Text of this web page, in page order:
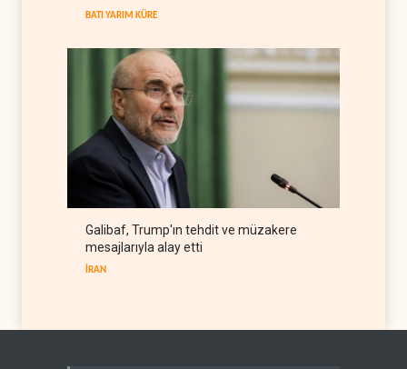
BATI YARIM KÜRE
Galibaf, Trump'ın tehdit ve müzakere
mesajlarıyla alay etti
İRAN